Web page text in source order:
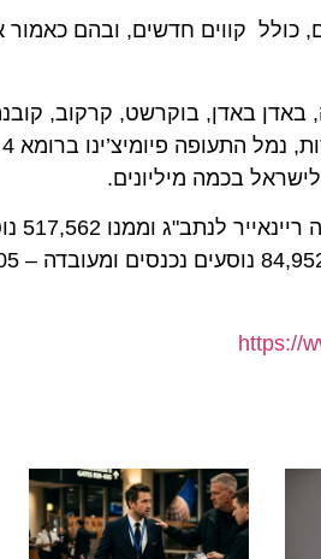
תציע בקיץ 2019 מנתב”ג 12 יעדים, כולל קווים
באדן, בוקרשט, קרקוב, קובנה,
בכמה מיליונים.